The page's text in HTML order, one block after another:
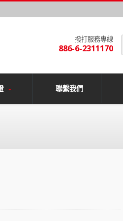
撥打服務專線
886-6-2311170
聯繫我們